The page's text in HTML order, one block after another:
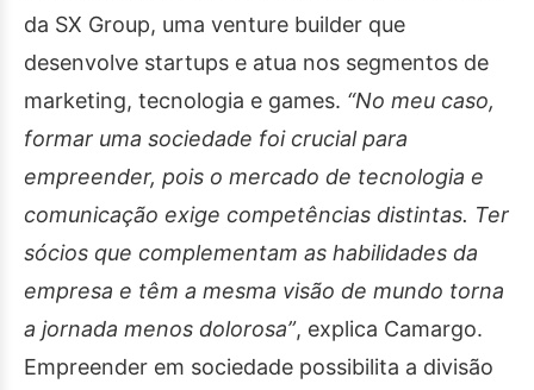
da SX Group, uma venture builder que
desenvolve startups e atua nos segmentos de
marketing, tecnologia e games. “No meu caso,
formar uma sociedade foi crucial para
empreender, pois o mercado de tecnologia e
comunicação exige competências distintas. Ter
sócios que complementam as habilidades da
empresa e têm a mesma visão de mundo torna
a jornada menos dolorosa”, explica Camargo.
Empreender em sociedade possibilita a divisão